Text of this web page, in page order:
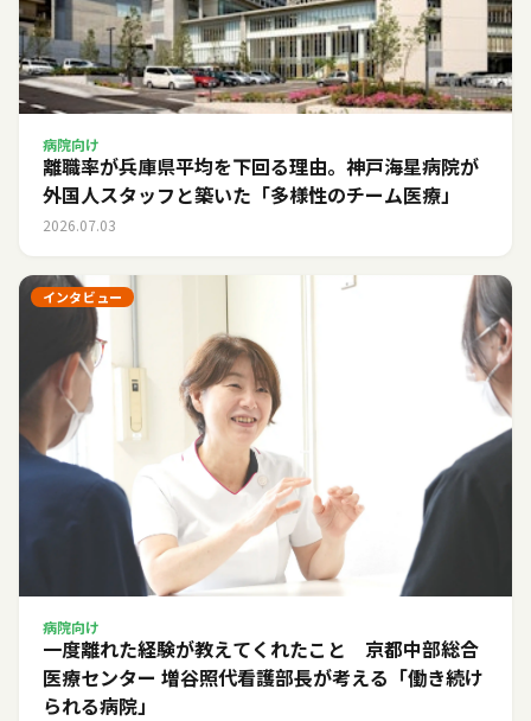
病院向け
離職率が兵庫県平均を下回る理由。神戸海星病院が
外国人スタッフと築いた「多様性のチーム医療」
2026.07.03
インタビュー
病院向け
一度離れた経験が教えてくれたこと 京都中部総合
医療センター 増谷照代看護部長が考える「働き続け
られる病院」